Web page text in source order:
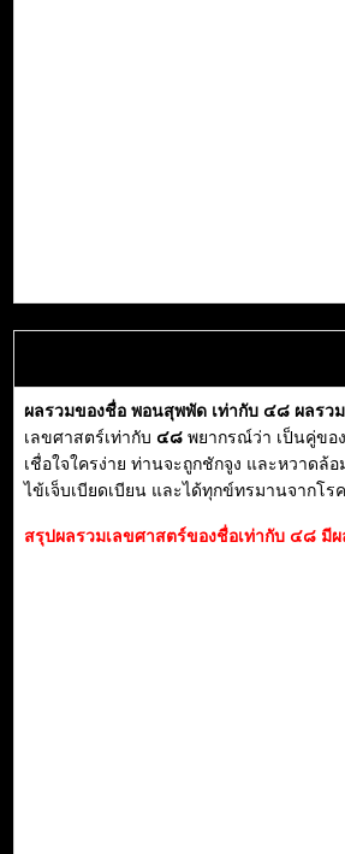
ผลรวมของชื่อ พอนสุพพัด เท่ากับ ๔๘ ผลร
เลขศาสตร์เท่ากับ ๔๘ พยากรณ์ว่า เป็นคู่ขอ
เชื่อใจใครง่าย ท่านจะถูกชักจูง และหวาดล้
ไข้เจ็บเบียดเบียน และได้ทุกข์ทรมานจากโร
สรุปผลรวมเลขศาสตร์ของชื่อเท่ากับ ๔๘ มี